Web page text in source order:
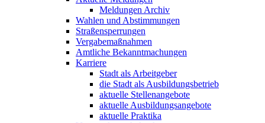
Meldungen Archiv
Wahlen und Abstimmungen
Straßensperrungen
Vergabemaßnahmen
Amtliche Bekanntmachungen
Karriere
Stadt als Arbeitgeber
die Stadt als Ausbildungsbetrieb
aktuelle Stellenangebote
aktuelle Ausbildungsangebote
aktuelle Praktika